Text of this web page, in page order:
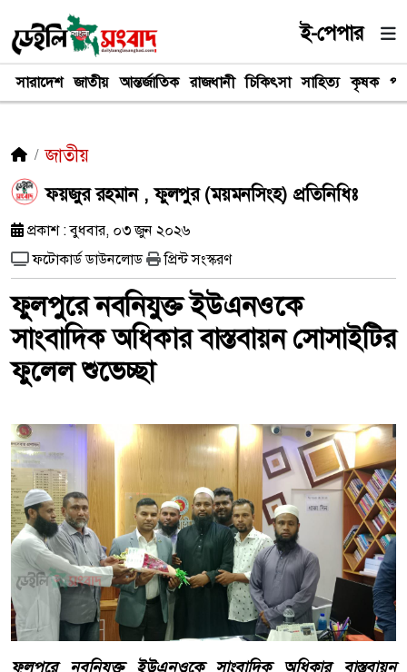
ই-পেপার
সারাদেশ জাতীয় আন্তর্জাতিক রাজধানী চিকিৎসা সাহিত্য কৃষক
জাতীয়
ফয়জুর রহমান , ফুলপুর (ময়মনসিংহ) প্রতিনিধিঃ
প্রকাশ : বুধবার, ০৩ জুন ২০২৬
ফটোকার্ড ডাউনলোড
প্রিন্ট সংস্করণ
ফুলপুরে নবনিযুক্ত ইউএনওকে
সাংবাদিক অধিকার বাস্তবায়ন সোসাইটির
ফুলেল শুভেচ্ছা
ফুলপুরে নবনিযুক্ত ইউএনওকে সাংবাদিক অধিকার বাস্তবায়ন